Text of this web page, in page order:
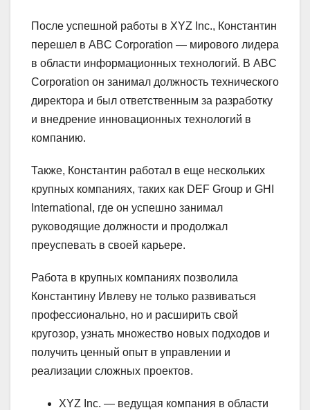
После успешной работы в XYZ Inc., Константин
перешел в ABC Corporation — мирового лидера
в области информационных технологий. В ABC
Corporation он занимал должность технического
директора и был ответственным за разработку
и внедрение инновационных технологий в
компанию.
Также, Константин работал в еще нескольких
крупных компаниях, таких как DEF Group и GHI
International, где он успешно занимал
руководящие должности и продолжал
преуспевать в своей карьере.
Работа в крупных компаниях позволила
Константину Ивлеву не только развиваться
профессионально, но и расширить свой
кругозор, узнать множество новых подходов и
получить ценный опыт в управлении и
реализации сложных проектов.
XYZ Inc. — ведущая компания в области